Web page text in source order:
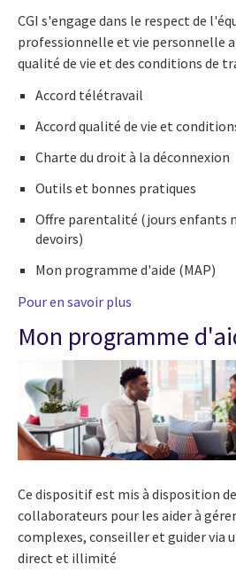
CGI s'engage dans le respect de
professionnelle et vie personnelle
qualité de vie et des conditions de
Accord télétravail
Accord qualité de vie et
Charte du droit à la déconnexion
Outils et bonnes pratiques
Offre parentalité (jours enfants
devoirs)
Mon programme d'aide (MAP)
Pour en savoir plus
Mon programme
Ce dispositif est mis à disposition
collaborateurs pour les aider à
complexes, conseiller et guider via
direct et illimité